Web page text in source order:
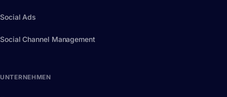
Social Ads
Social Channel Management
UNTERNEHMEN